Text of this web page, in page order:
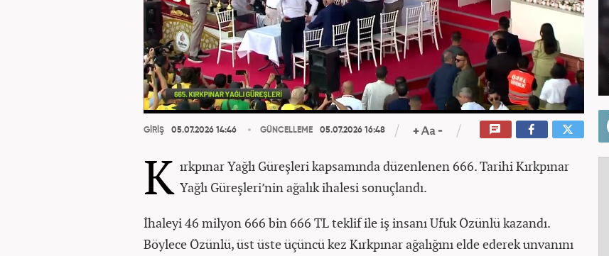
GİRİŞ 05.07.2026 14:46 GÜNCELLEME 05.07.2026 16:48
K ırkpınar Yağlı Güreşleri kapsamında düzenlenen 666. Tarihi Kırkpınar
Yağlı Güreşleri’nin ağalık ihalesi sonuçlandı.
İhaleyi 46 milyon 666 bin 666 TL teklif ile iş insanı Ufuk Özünlü kazandı.
Böylece Özünlü, üst üste üçüncü kez Kırkpınar ağalığını elde ederek unvanını